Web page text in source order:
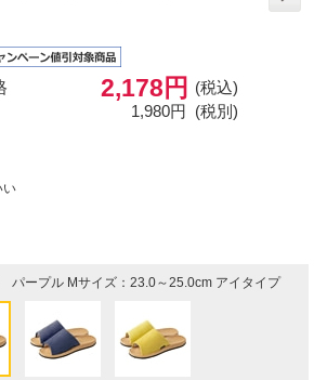
2,178円
(税込)
1,980円 (税別)
い
ープル Mサイズ：23.0～25.0cm アイタイプ